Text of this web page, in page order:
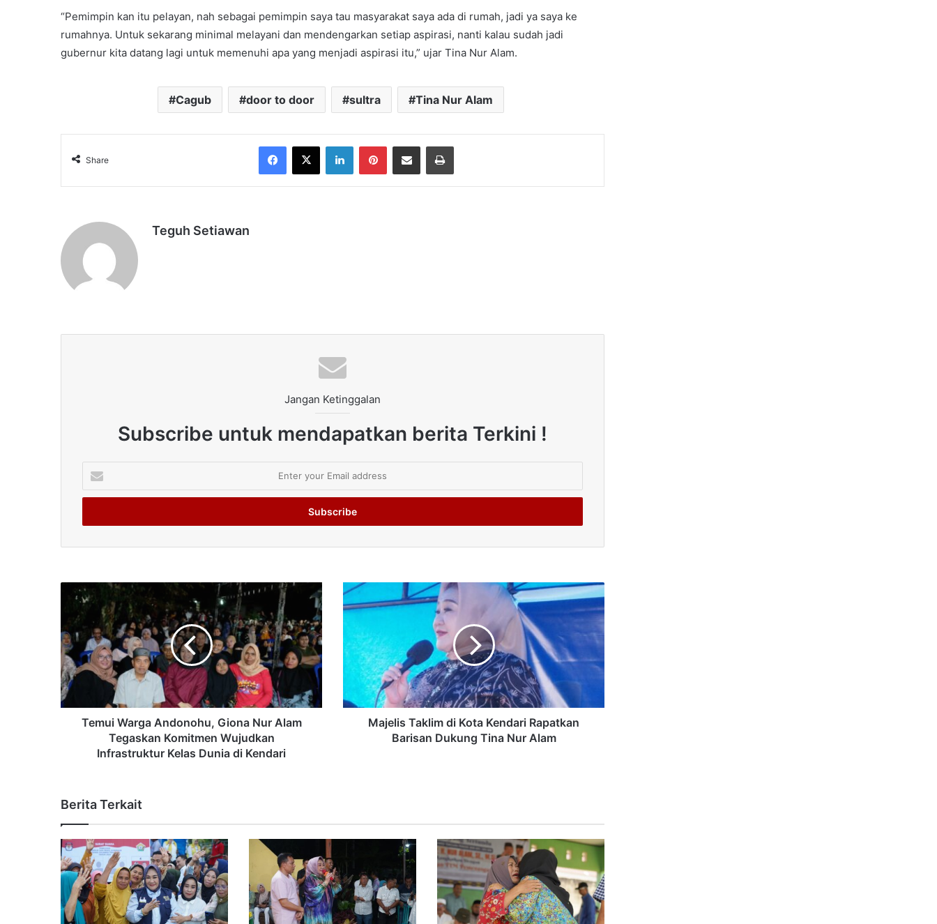
“Pemimpin kan itu pelayan, nah sebagai pemimpin saya tau masyarakat saya ada di rumah, jadi ya saya ke
rumahnya. Untuk sekarang minimal melayani dan mendengarkan setiap aspirasi, nanti kalau sudah jadi
gubernur kita datang lagi untuk memenuhi apa yang menjadi aspirasi itu,” ujar Tina Nur Alam.
Cagub door to door sultra Tina Nur Alam
Share
Facebook
X LinkedInPinterestShare via Email Print
Teguh Setiawan
Jangan Ketinggalan
Subscribe untuk mendapatkan berita Terkini !
your
Email
Temui Warga Andonohu, Giona Nur Alam
Tegaskan Komitmen Wujudkan
Infrastruktur Kelas Dunia di Kendari
Majelis Taklim di Kota Kendari Rapatkan
Barisan Dukung Tina Nur Alam
Berita Terkait